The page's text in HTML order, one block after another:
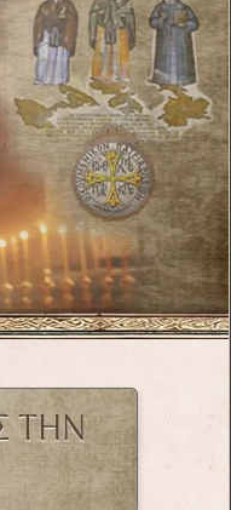
ΤΗΝ